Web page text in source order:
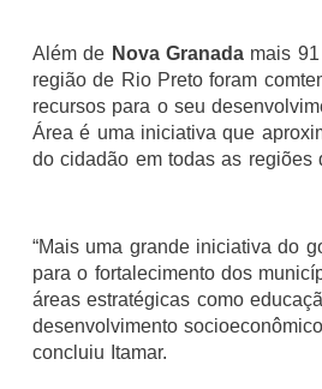
Além de Nova Granada mais
região de Rio Preto foram
recursos para o seu
Área é uma iniciativa que
do cidadão em todas as regiões
“Mais uma grande iniciativa do
para o fortalecimento dos
áreas estratégicas como
desenvolvimento
concluiu Itamar.